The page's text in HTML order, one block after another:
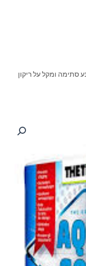
סתימה ומקל על ריקון